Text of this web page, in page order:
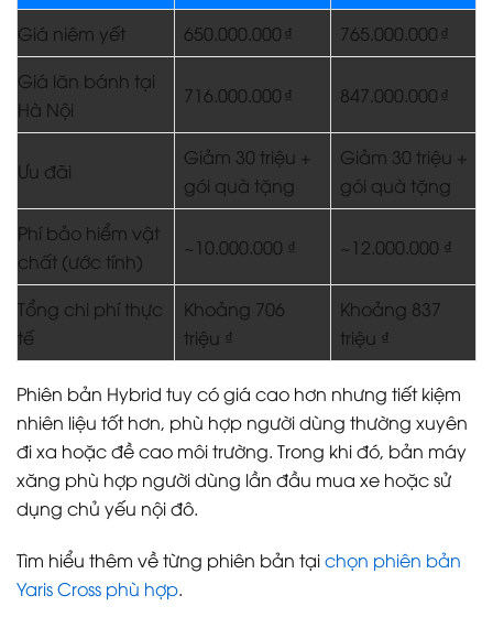
Giá niêm yết
650.000.000 ₫
765.000.000 ₫
Giá lăn bánh tại
Hà Nội
716.000.000 ₫ 847.000.000 ₫
Ưu đãi
Giảm 30 triệu +
gói quà tặng
Giảm 30 triệu +
gói quà tặng
Phí bảo hiểm vật
chất (ước tính)
~10.000.000 ₫ ~12.000.000 ₫
Tổng chi phí thực
tế
Khoảng 706
triệu ₫
Khoảng 837
triệu ₫
Phiên bản Hybrid tuy có giá cao hơn nhưng tiết kiệm
nhiên liệu tốt hơn, phù hợp người dùng thường xuyên
đi xa hoặc đề cao môi trường. Trong khi đó, bản máy
xăng phù hợp người dùng lần đầu mua xe hoặc sử
dụng chủ yếu nội đô.
Tìm hiểu thêm về từng phiên bản tạichọn phiên bản
Yaris Cross phù hợp.